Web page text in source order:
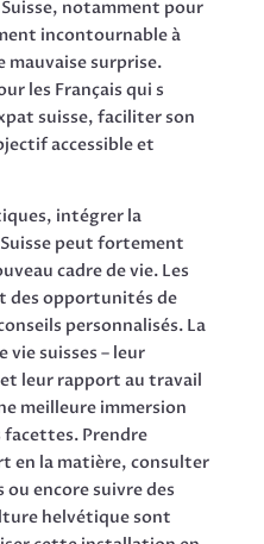
notamment pour
incontournable à
surprise.
les Français qui s
suisse, faciliter son
accessible et
intégrer la
peut fortement
cadre de vie. Les
des opportunités de
personnalisés. La
vie suisses – leur
leur rapport au travail
meilleure immersion
facettes. Prendre
en la matière, consulter
ou encore suivre des
helvétique sont